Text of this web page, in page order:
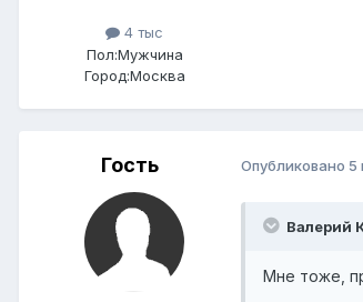
4 тыс
Пол:Мужчина
Город:Москва
Гость Опубликовано 5
Валерий
Мне тоже,